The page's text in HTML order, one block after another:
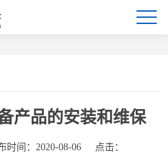
产品的安装和维保
时间：2020-08-06 点击：